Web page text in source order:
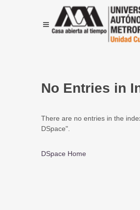
No Entries in
There are no entries in the
DSpace".
DSpace Home